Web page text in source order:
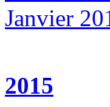
Janvier
2015